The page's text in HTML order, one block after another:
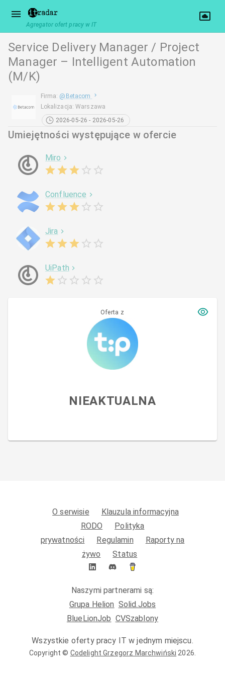
Agregator ofert pracy w IT
Service Delivery Manager / Project
Manager – Intelligent Automation
(M/K)
Firma: @ Betacom
Lokalizacja:Warszawa
2026-05-26 - 2026-05-26
Umiejętności występujące w ofercie
Miro
Confluence
Jira
UiPath
Oferta z
NIEAKTUALNA
O serwisie
Klauzula informacyjna
RODO
Polityka
prywatności
Regulamin
Raporty na
żywo
Status
Naszymi partnerami są:
Grupa Helion Solid.Jobs
BlueLionJob CVSzablony
Wszystkie oferty pracy IT w jednym miejscu.
Copyright © Codelight Grzegorz Marchwiński 2026